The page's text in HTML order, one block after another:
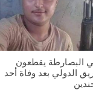
البصارطة يقطعون
الدولي بعد وفاة أحد